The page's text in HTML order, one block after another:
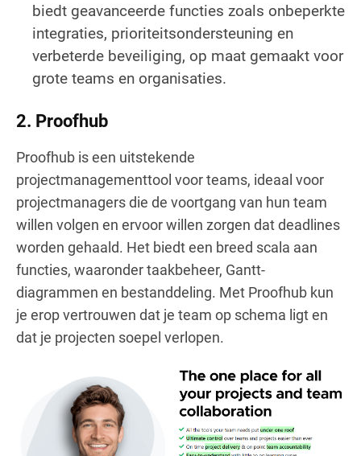
biedt geavanceerde functies zoals onbeperkte
integraties, prioriteitsondersteuning en
verbeterde beveiliging, op maat gemaakt voor
grote teams en organisaties.
2. Proofhub
Proofhub is een uitstekende
projectmanagementtool voor teams, ideaal voor
projectmanagers die de voortgang van hun team
willen volgen en ervoor willen zorgen dat deadlines
worden gehaald. Het biedt een breed scala aan
functies, waaronder taakbeheer, Gantt-
diagrammen en bestanddeling. Met Proofhub kun
je erop vertrouwen dat je team op schema ligt en
dat je projecten soepel verlopen.